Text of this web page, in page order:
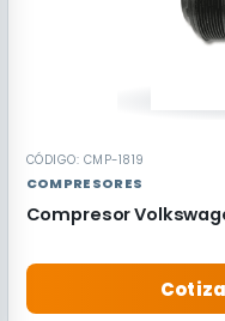
CÓDIGO: CMP-1819
COMPRESORES
Compresor